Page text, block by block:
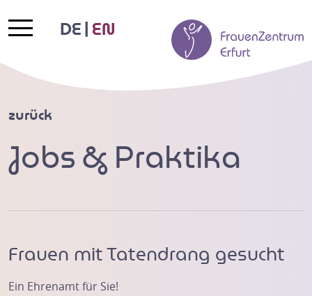
DE EN
zurück
Jobs & Praktika
Frauen mit Tatendrang gesucht
Ein Ehrenamt für Sie!